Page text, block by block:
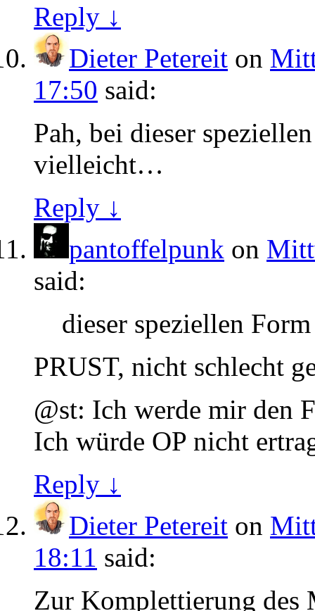
Reply ↓
Dieter Petereit on
17:50 said:
Pah, bei dieser
vielleicht…
Reply ↓
pantoffelpunk on
said:
dieser speziellen
PRUST, nicht schlecht
@st: Ich werde mir den
Ich würde OP nicht
Reply ↓
Dieter Petereit on
18:11 said:
Zur Komplettierung des